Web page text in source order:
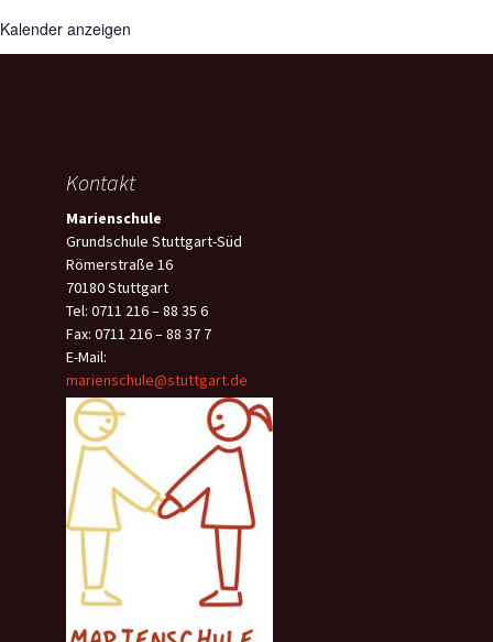
Kalender anzeigen
Kontakt
Marienschule
Grundschule Stuttgart-Süd
Römerstraße 16
70180 Stuttgart
Tel: 0711 216 – 88 35 6
Fax: 0711 216 – 88 37 7
E-Mail:
marienschule@stuttgart.de